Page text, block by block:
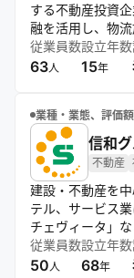
する不動産投資
融を活用し、物
き出す。専門家
可能な都市づくり
従業員数
63人
設立年数
15年
業種・業態、評価
信和
不動産
建設・不動産を
テル、サービス
チェヴィータ」
と企業理念に基
献。グループ会
従業員数
50 人
設立年数
68年